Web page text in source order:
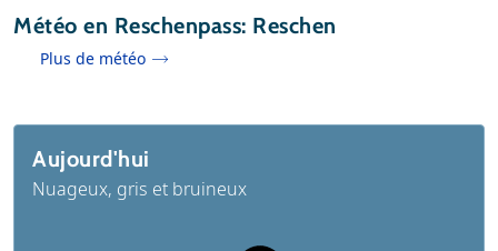
Météo en Reschenpass: Reschen
Plus de météo
Aujourd'hui
Nuageux, gris et bruineux